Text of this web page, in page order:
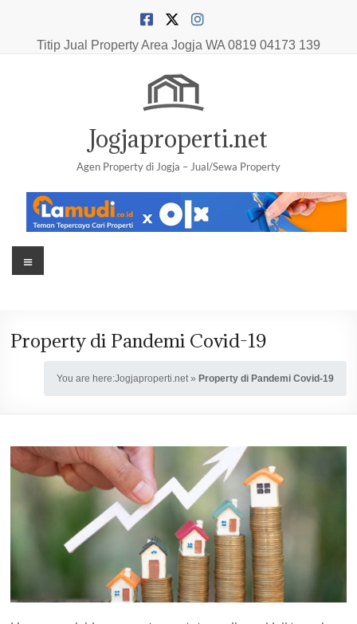
contentTitip Jual Property Area Jogja WA 0819 04173 139
Jogjaproperti.net
Agen Property di Jogja – Jual/Sewa Property
Menu
Property di Pandemi Covid-19
You are here:Jogjaproperti.net» Property di Pandemi Covid-19